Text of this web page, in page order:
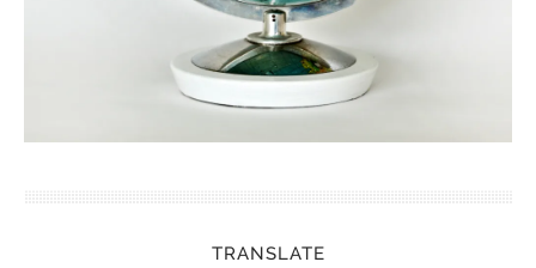
TRANSLATE